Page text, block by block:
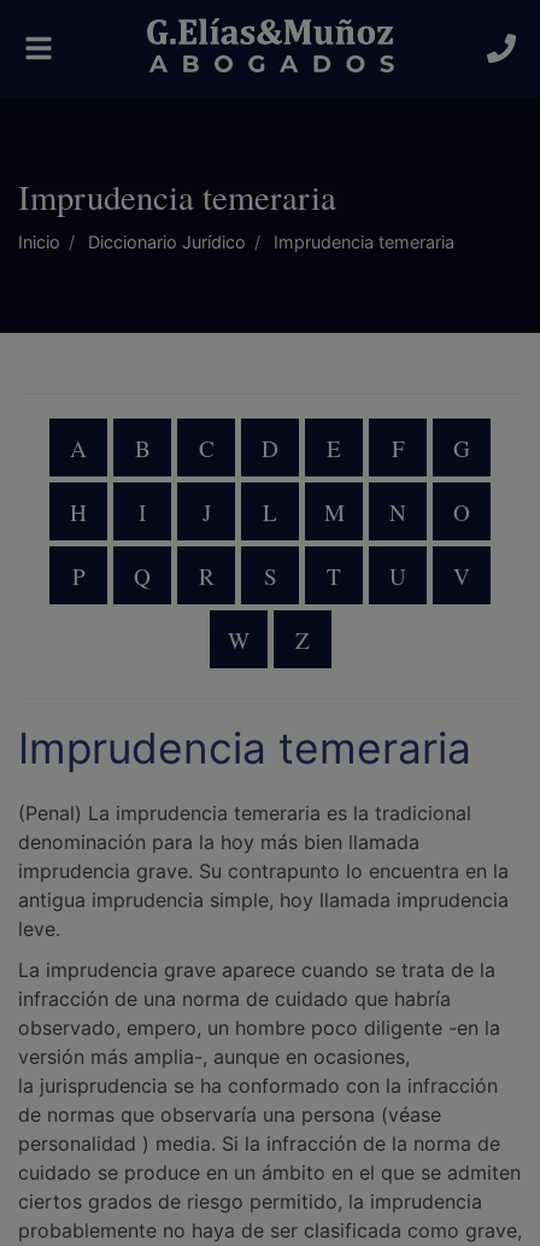
Alternar
navegación
Imprudencia temeraria
Inicio Diccionario Jurídico Imprudencia temeraria
A B C D E F G
H I J L M N O
P Q R S T U V
W Z
Imprudencia temeraria
(Penal) La imprudencia temeraria es la tradicional
denominación para la hoy más bien llamada
imprudencia grave. Su contrapunto lo encuentra en la
antigua imprudencia simple, hoy llamada imprudencia
leve.
La imprudencia grave aparece cuando se trata de la
infracción de una norma de cuidado que habría
observado, empero, un hombre poco diligente -en la
versión más amplia-, aunque en ocasiones,
la jurisprudencia se ha conformado con la infracción
de normas que observaría una persona (véase
personalidad ) media. Si la infracción de la norma de
cuidado se produce en un ámbito en el que se admiten
ciertos grados de riesgo permitido, la imprudencia
probablemente no haya de ser clasificada como grave,